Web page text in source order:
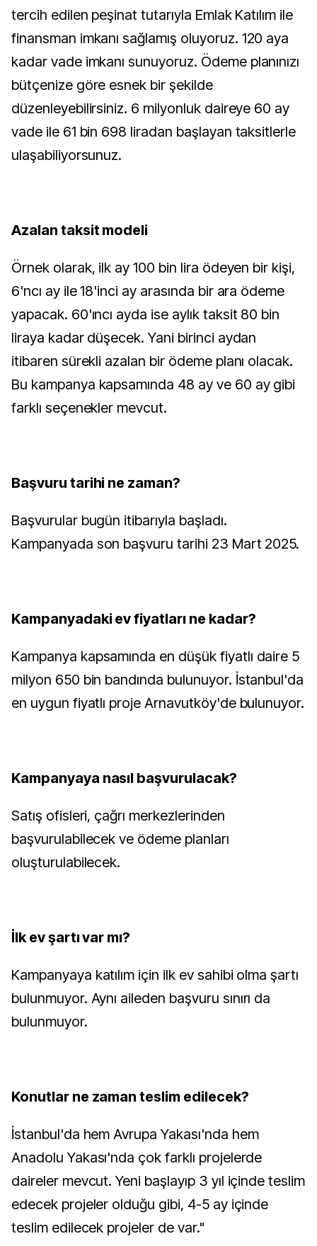
tercih edilen peşinat tutarıyla Emlak Katılım ile
finansman imkanı sağlamış oluyoruz. 120 aya
kadar vade imkanı sunuyoruz. Ödeme planınızı
bütçenize göre esnek bir şekilde
düzenleyebilirsiniz. 6 milyonluk daireye 60 ay
vade ile 61 bin 698 liradan başlayan taksitlerle
ulaşabiliyorsunuz.
Azalan taksit modeli
Örnek olarak, ilk ay 100 bin lira ödeyen bir kişi,
6'ncı ay ile 18'inci ay arasında bir ara ödeme
yapacak. 60'ıncı ayda ise aylık taksit 80 bin
liraya kadar düşecek. Yani birinci aydan
itibaren sürekli azalan bir ödeme planı olacak.
Bu kampanya kapsamında 48 ay ve 60 ay gibi
farklı seçenekler mevcut.
Başvuru tarihi ne zaman?
Başvurular bugün itibarıyla başladı.
Kampanyada son başvuru tarihi 23 Mart 2025.
Kampanyadaki ev fiyatları ne kadar?
Kampanya kapsamında en düşük fiyatlı daire 5
milyon 650 bin bandında bulunuyor. İstanbul'da
en uygun fiyatlı proje Arnavutköy'de bulunuyor.
Kampanyaya nasıl başvurulacak?
Satış ofisleri, çağrı merkezlerinden
başvurulabilecek ve ödeme planları
oluşturulabilecek.
İlk ev şartı var mı?
Kampanyaya katılım için ilk ev sahibi olma şartı
bulunmuyor. Aynı aileden başvuru sınırı da
bulunmuyor.
Konutlar ne zaman teslim edilecek?
İstanbul'da hem Avrupa Yakası'nda hem
Anadolu Yakası'nda çok farklı projelerde
daireler mevcut. Yeni başlayıp 3 yıl içinde teslim
edecek projeler olduğu gibi, 4-5 ay içinde
teslim edilecek projeler de var."